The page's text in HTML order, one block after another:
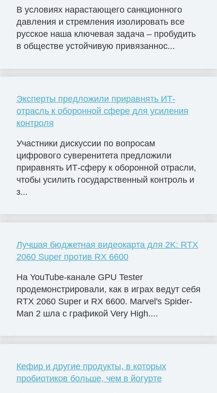
В условиях нарастающего санкционного
давления и стремления изолировать все
русское наша ключевая задача – пробудить
в обществе устойчивую привязаннос...
Эксперты предложили приравнять ИТ-
отрасль к оборонной сфере для усиления
контроля
Участники дискуссии по вопросам
цифрового суверенитета предложили
приравнять ИТ-сферу к оборонной отрасли,
чтобы усилить государственный контроль и
з...
Лучшая бюджетная видеокарта для 2K: RTX
2060 Super против RX 6600
На YouTube-канале GPU Tester
продемонстрировали, как в играх ведут себя
RTX 2060 Super и RX 6600. Marvel's Spider-
Man 2 шла с графикой Very High....
Кефир и другие продукты, в которых
пробиотиков больше, чем в йогурте